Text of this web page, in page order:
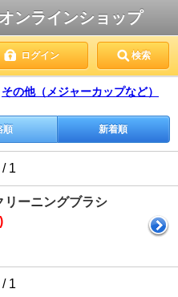
ンラインショップ
ログイン 検索
その他（メジャーカップなど）
順 新着順
1
リーニングブラシ
1